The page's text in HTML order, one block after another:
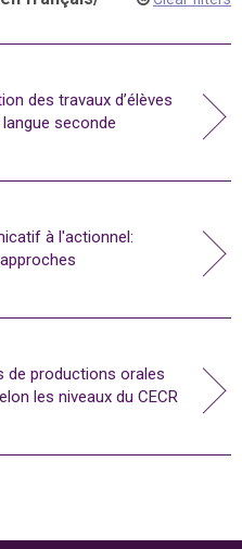
des travaux d’élèves
seconde
à l'actionnel:
de productions orales
les niveaux du CECR